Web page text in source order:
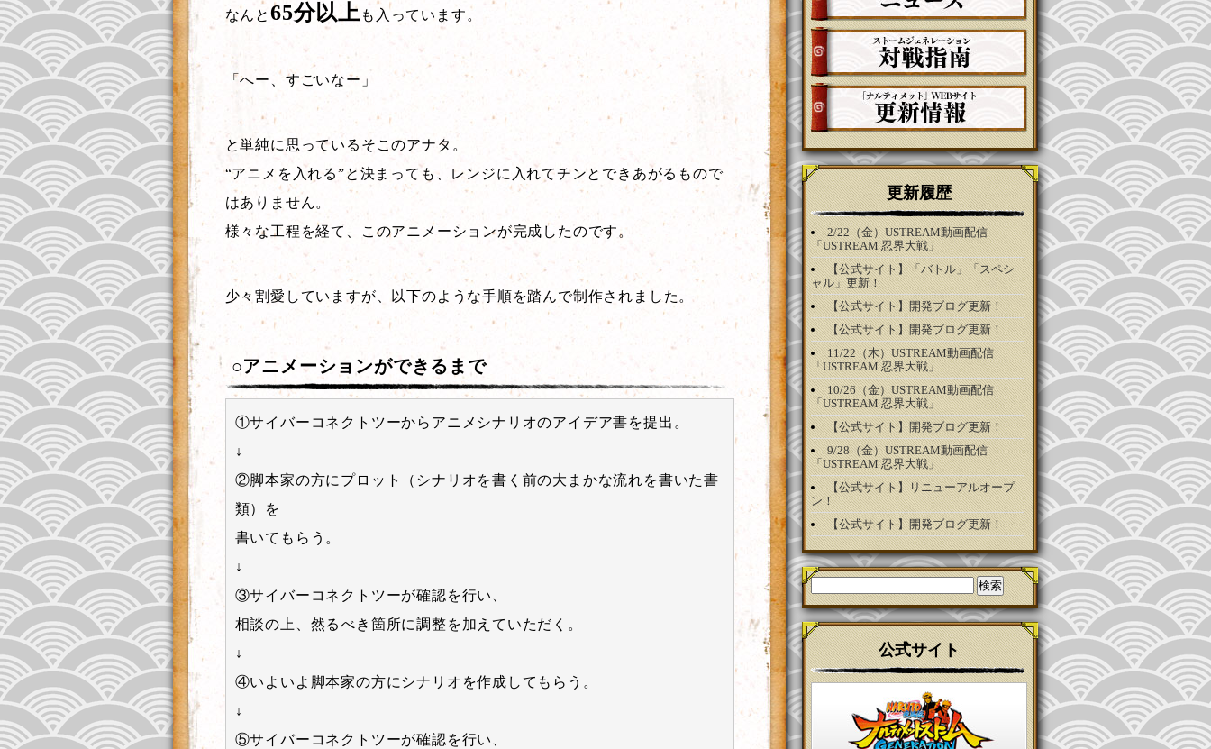
なんと 65分以上 も入っています。
「へー、すごいなー」
と単純に思っているそこのアナタ。
“アニメを入れる”と決まっても、レンジに入れてチンとできあがるもので
はありません。
様々な工程を経て、このアニメーションが完成したのです。
少々割愛していますが、以下のような手順を踏んで制作されました。
○アニメーションができるまで
①サイバーコネクトツーからアニメシナリオのアイデア書を提出。
↓
②脚本家の方にプロット（シナリオを書く前の大まかな流れを書いた書
類）を
書いてもらう。
↓
③サイバーコネクトツーが確認を行い、
相談の上、然るべき箇所に調整を加えていただく。
↓
④いよいよ脚本家の方にシナリオを作成してもらう。
↓
⑤サイバーコネクトツーが確認を行い、
更新履歴
2/22（金）USTREAM動画配信
「USTREAM 忍界大戦」
【公式サイト】「バトル」「スペシ
ャル」更新！
【公式サイト】開発ブログ更新！
【公式サイト】開発ブログ更新！
11/22（木）USTREAM動画配信
「USTREAM 忍界大戦」
10/26（金）USTREAM動画配信
「USTREAM 忍界大戦」
【公式サイト】開発ブログ更新！
9/28（金）USTREAM動画配信
「USTREAM 忍界大戦」
【公式サイト】リニューアルオープ
ン！
【公式サイト】開発ブログ更新！
検
索:
公式サイト